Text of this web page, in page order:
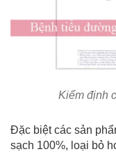
Kiểm định
Đặc biệt các sản
sạch 100%, loại bỏ